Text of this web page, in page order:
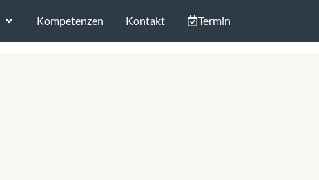
Kompetenzen Kontakt Termin